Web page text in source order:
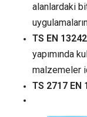
alanlardaki
TS EN 13242
yapımında
malzemeler
TS 2717 EN